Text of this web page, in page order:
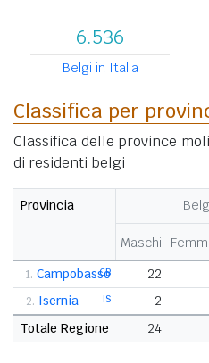
6.536
Belgi in Italia
Classifica per
Classifica delle province
di residenti belgi
Provincia
Maschi
1. CB
Campobasso 22
2. IS
Isernia 2
Totale Regione
24